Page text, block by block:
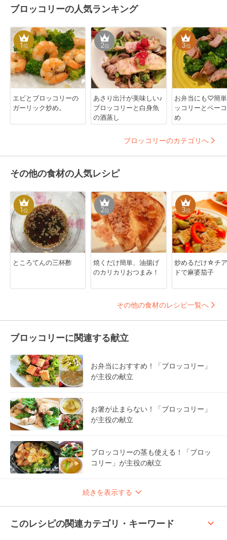
ブロッコリーの人気ランキング
1位
エビとブロッコリーの
ガーリック炒め。
2位
あさり出汁が美味しい♪
ブロッコリーと白身魚
の酒蒸し
3位
お弁当にも♡簡
ッコリーとベー
め
ブロッコリーのカテゴリへ
その他の食材の人気レシピ
1位
ところてんの三杯酢
2位
焼くだけ簡単、油揚げ
のカリカリおつまみ！
3位
炒めるだけ☆チ
ドで麻婆茄子
その他の食材のレシピ一覧へ
ブロッコリーに関連する献立
お弁当におすすめ！「ブロッコリー」
が主役の献立
お箸が止まらない！「ブロッコリー」
が主役の献立
ブロッコリーの茎も使える！「ブロッ
コリー」が主役の献立
続きを表示する
このレシピの関連カテゴリ・キーワード keyboard_arrow_up